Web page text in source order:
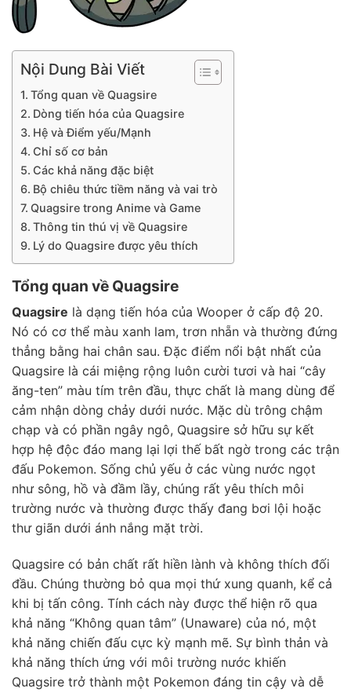
Nội Dung Bài Viết
Tổng quan về Quagsire
Dòng tiến hóa của Quagsire
Hệ và Điểm yếu/Mạnh
Chỉ số cơ bản
Các khả năng đặc biệt
Bộ chiêu thức tiềm năng và vai trò
Quagsire trong Anime và Game
Thông tin thú vị về Quagsire
Lý do Quagsire được yêu thích
Tổng quan về Quagsire
Quagsire là dạng tiến hóa của Wooper ở cấp độ 20.
Nó có cơ thể màu xanh lam, trơn nhẵn và thường đứng
thẳng bằng hai chân sau. Đặc điểm nổi bật nhất của
Quagsire là cái miệng rộng luôn cười tươi và hai “cây
ăng-ten” màu tím trên đầu, thực chất là mang dùng để
cảm nhận dòng chảy dưới nước. Mặc dù trông chậm
chạp và có phần ngây ngô, Quagsire sở hữu sự kết
hợp hệ độc đáo mang lại lợi thế bất ngờ trong các trận
đấu Pokemon. Sống chủ yếu ở các vùng nước ngọt
như sông, hồ và đầm lầy, chúng rất yêu thích môi
trường nước và thường được thấy đang bơi lội hoặc
thư giãn dưới ánh nắng mặt trời.
Quagsire có bản chất rất hiền lành và không thích đối
đầu. Chúng thường bỏ qua mọi thứ xung quanh, kể cả
khi bị tấn công. Tính cách này được thể hiện rõ qua
khả năng “Không quan tâm” (Unaware) của nó, một
khả năng chiến đấu cực kỳ mạnh mẽ. Sự bình thản và
khả năng thích ứng với môi trường nước khiến
Quagsire trở thành một Pokemon đáng tin cậy và dễ